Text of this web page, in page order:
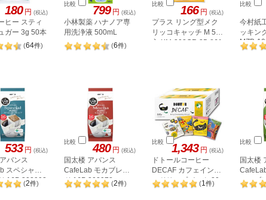
180 円 (税込)
ヒー スティ
ガー 3g 50本
(64件)
比較 799 円 (税込)
小林製薬 ハナノア専
用洗浄液 500mL
(6件)
比較 166 円 (税込)
プラス リング型メク
リッコキャッチ M 5個
入 KM-302CR 35-861
比較
今村紙
ッキン
MZB-
533 円 (税込)
バンス
スペシャル
16P 302992
(2件)
比較 480 円 (税込)
国太楼 アバンス
CafeLab モカブレン
ド 16P 302978(2件)
比較 1,343 円 (税込)
ドトールコーヒー
DECAF カフェインレ
スドリップパック 20
杯 24333
(1件)
比較
国太楼
ャロブ
302985